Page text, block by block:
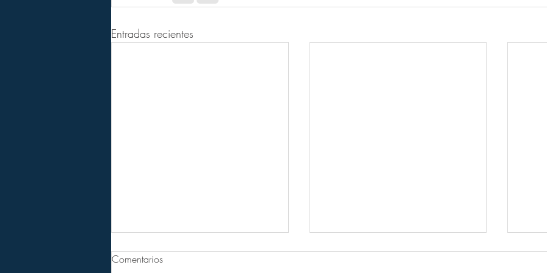
Entradas recientes
Comentarios